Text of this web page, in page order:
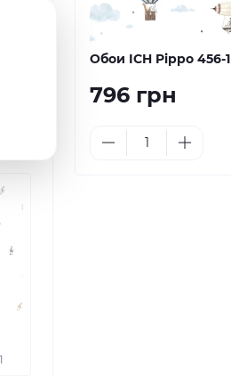
Обои ICH Pippo 456-1
796 грн